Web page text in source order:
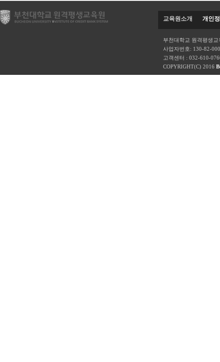
교육원소개 개인
부천대학교 원격평생
사업자번호: 130-82-
고객센터 : 032-610-
COPYRIGHT(C) 2016